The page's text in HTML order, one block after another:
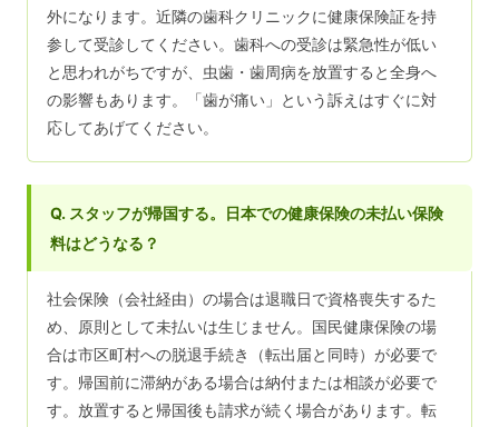
外になります。近隣の歯科クリニックに健康保険証を持
参して受診してください。歯科への受診は緊急性が低い
と思われがちですが、虫歯・歯周病を放置すると全身へ
の影響もあります。「歯が痛い」という訴えはすぐに対
応してあげてください。
Q. スタッフが帰国する。日本での健康保険の未払い保険
料はどうなる？
社会保険（会社経由）の場合は退職日で資格喪失するた
め、原則として未払いは生じません。国民健康保険の場
合は市区町村への脱退手続き（転出届と同時）が必要で
す。帰国前に滞納がある場合は納付または相談が必要で
す。放置すると帰国後も請求が続く場合があります。転